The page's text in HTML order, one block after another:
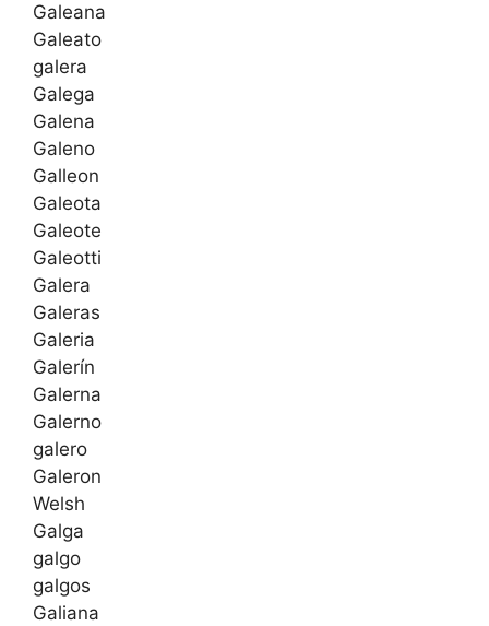
Galeana
Galeato
galera
Galega
Galena
Galeno
Galleon
Galeota
Galeote
Galeotti
Galera
Galeras
Galeria
Galerín
Galerna
Galerno
galero
Galeron
Welsh
Galga
galgo
galgos
Galiana